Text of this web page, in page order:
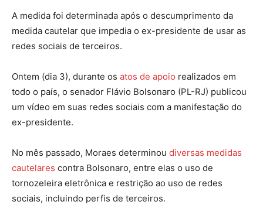
A medida foi determinada após o descumprimento da
medida cautelar que impedia o ex-presidente de usar as
redes sociais de terceiros.
Ontem (dia 3), durante os atos de apoio realizados em
todo o país, o senador Flávio Bolsonaro (PL-RJ) publicou
um vídeo em suas redes sociais com a manifestação do
ex-presidente.
No mês passado, Moraes determinou diversas medidas
cautelares contra Bolsonaro, entre elas o uso de
tornozeleira eletrônica e restrição ao uso de redes
sociais, incluindo perfis de terceiros.